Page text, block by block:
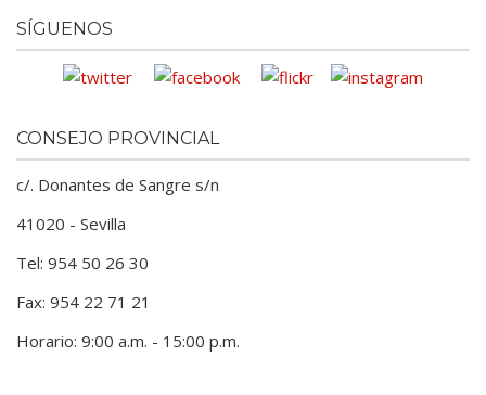
SÍGUENOS
CONSEJO PROVINCIAL
c/. Donantes de Sangre s/n
41020 - Sevilla
Tel: 954 50 26 30
Fax: 954 22 71 21
Horario: 9:00 a.m. - 15:00 p.m.